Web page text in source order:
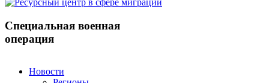
Специальная военная
операция
Новости